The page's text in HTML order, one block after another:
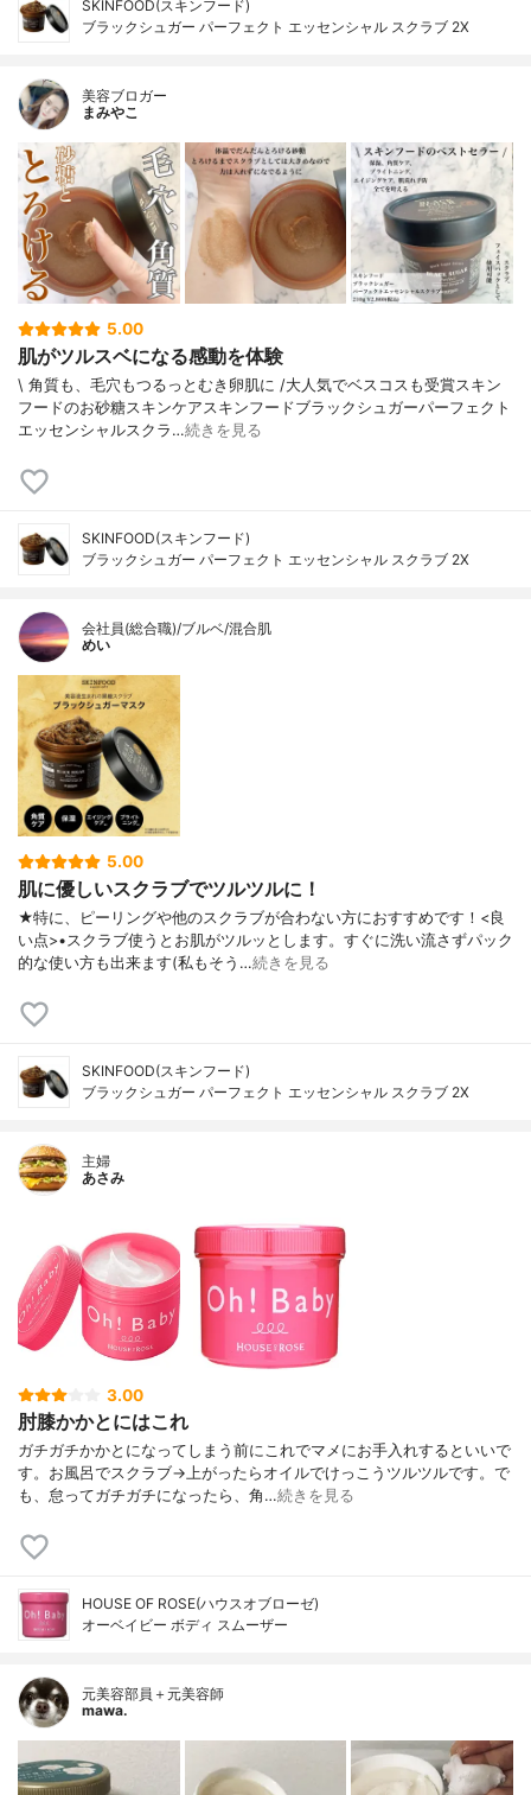
SKINFOOD(スキンフード)
ブラックシュガー パーフェクト エッセンシャル スクラブ 2X
美容ブロガー
まみやこ
5.00
肌がツルスベになる感動を体験
\ 角質も、毛穴もつるっとむき卵肌に /⁡⁡大人気でベスコスも受賞スキン
フードのお砂糖スキンケア⁡⁡スキンフードブラックシュガーパーフェクト
エッセンシャルスクラ…続きを見る
SKINFOOD(スキンフード)
ブラックシュガー パーフェクト エッセンシャル スクラブ 2X
会社員(総合職)/ブルベ/混合肌
めい
5.00
肌に優しいスクラブでツルツルに！
★特に、ピーリングや他のスクラブが合わない方におすすめです！<良
い点>•スクラブ使うとお肌がツルッとします。すぐに洗い流さずパック
的な使い方も出来ます(私もそう…続きを見る
SKINFOOD(スキンフード)
ブラックシュガー パーフェクト エッセンシャル スクラブ 2X
主婦
あさみ
3.00
肘膝かかとにはこれ
ガチガチかかとになってしまう前にこれでマメにお手入れするといいで
す。お風呂でスクラブ→上がったらオイルでけっこうツルツルです。で
も、怠ってガチガチになったら、角…続きを見る
HOUSE OF ROSE(ハウスオブローゼ)
オーベイビー ボディ スムーザー
元美容部員＋元美容師
mawa.